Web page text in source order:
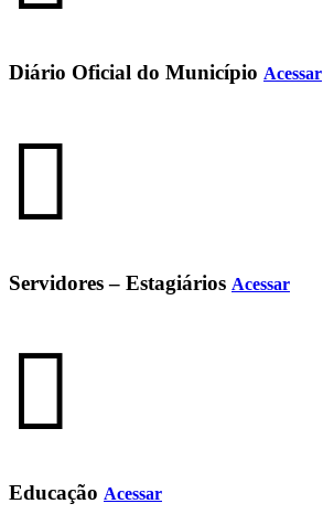
Diário Oficial do Município Acessar
Servidores – Estagiários Acessar
Educação Acessar